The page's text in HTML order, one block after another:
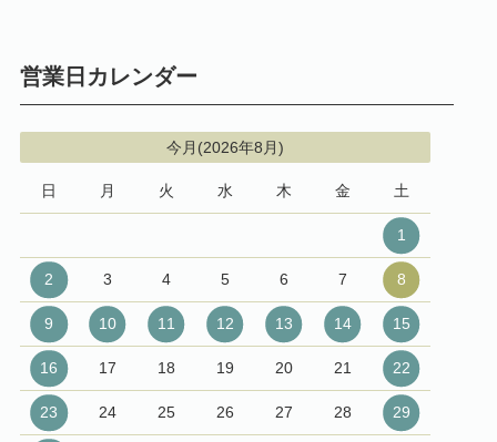
営業日カレンダー
今月(2026年8月)
日 月 火 水 木 金 土
1
2 3 4 5 6 7 8
9 10 11 12 13 14 15
16 17 18 19 20 21 22
23 24 25 26 27 28 29